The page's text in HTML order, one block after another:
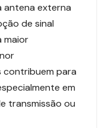
antena externa
de sinal
maior
contribuem para
em
transmissão ou